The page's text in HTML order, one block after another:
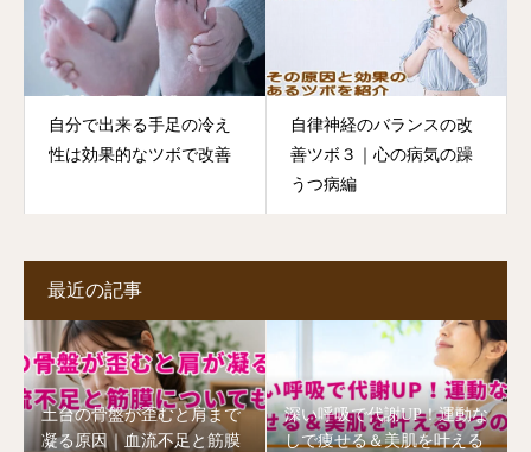
自分で出来る手足の冷え
性は効果的なツボで改善
自律神経のバランスの改
善ツボ３｜心の病気の躁
うつ病編
最近の記事
土台の骨盤が歪むと肩まで
凝る原因｜血流不足と筋膜
深い呼吸で代謝UP！運動な
しで痩せる＆美肌を叶える